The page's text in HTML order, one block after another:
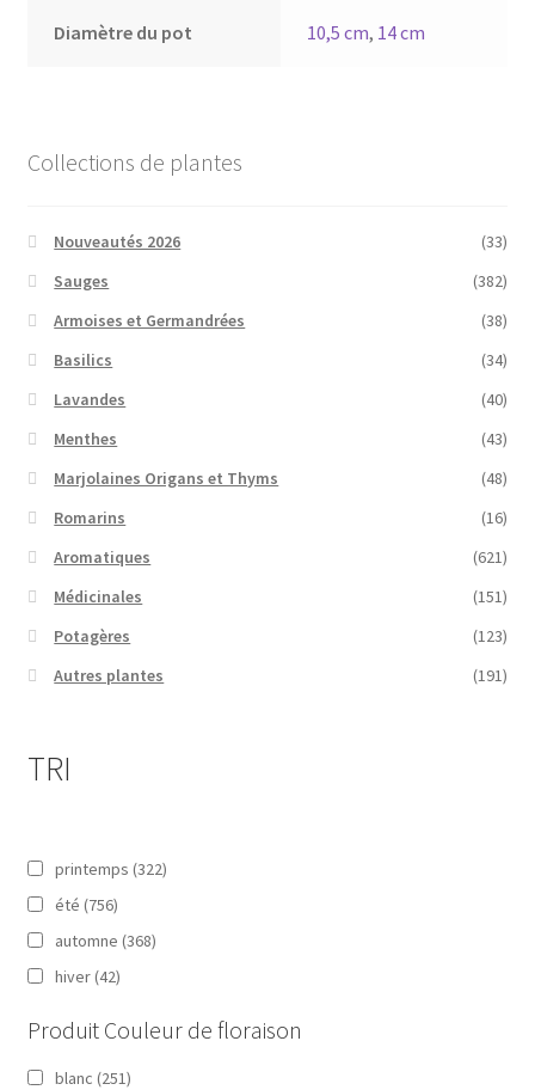
Diamètre du pot 10,5 cm, 14 cm
Collections de plantes
Nouveautés 2026
(33)
Sauges
(382)
Armoises et Germandrées
(38)
Basilics
(34)
Lavandes
(40)
Menthes
(43)
Marjolaines Origans et Thyms
(48)
Romarins
(16)
Aromatiques
(621)
Médicinales
(151)
Potagères
(123)
Autres plantes
(191)
TRI
printemps (322)
été (756)
automne (368)
hiver (42)
Produit Couleur de floraison
blanc (251)